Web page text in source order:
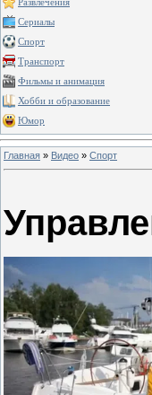
Развлечения
Сериалы
Спорт
Транспорт
Фильмы и анимация
Хобби и образование
Юмор
Главная » Видео » Спорт